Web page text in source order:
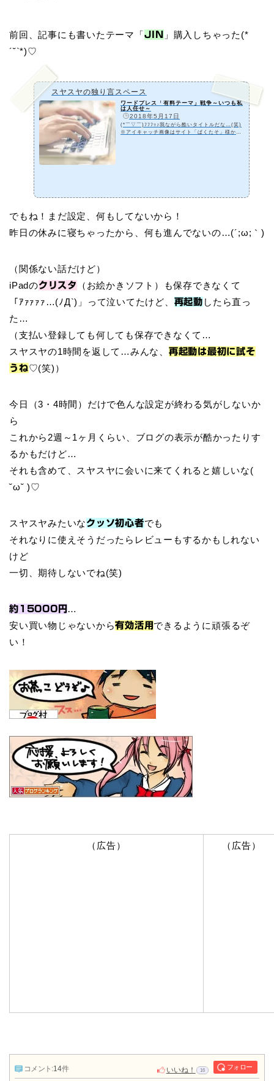
前回、記事にも書いたテーマ「JIN 」購入しちゃった(*
´˘`*)♡
スヤスヤの独り言スペース
ワードプレス「有料テーマ」戦争～いつも私
は人任せ～
2018年5月17日
(*￣▽￣)ﾌﾌﾌｯ♪我ながら酷いタイトルだな…(笑)
※アイキャッチ画像はサイト「ぱくたそ」様か
SSとか…イヤッ！勉強なんてしたくないッ‼(´;ω;
でもね！まだ設定、何もしてないから！
昨日の休みに寝ちゃったから、何も進んでないの…(´;ω;｀)
（関係ない話だけど）
iPadのクリスタ
（お絵かきソフト）も保存できなくて
「ｱｧｧｧｧ…(ﾉД`)」って泣いてたけど、 再起動 したら直っ
た…
（支払い登録しても何しても保存できなくて…
スヤスヤの1時間を返して…みんな、 再起動は最初に試そ
うね♡(笑)）
今日（3・4時間）だけで色んな設定が終わる気がしないか
ら
これから2週～1ヶ月くらい、ブログの表示が酷かったりす
るかもだけど…
それも含めて、スヤスヤに会いに来てくれると嬉しいな(
˘ω˘ )♡
スヤスヤみたいな クッソ初心者でも
それなりに使えそうだったらレビューもするかもしれない
けど
一切、期待しないでね(笑)
約15000円 …
安い買い物じゃないから有効活用 できるように頑張るぞ
い！
（広告） （広告）